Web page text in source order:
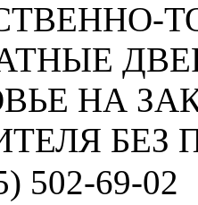
НА
БЕЗ
502-69-02